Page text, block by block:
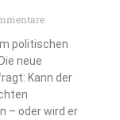
politischen
neue
Kann der
– oder wird er